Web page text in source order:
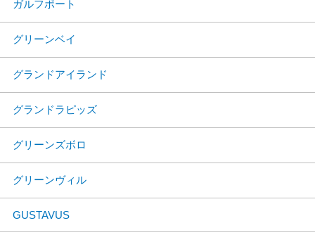
ガルフポート
グリーンベイ
グランドアイランド
グランドラピッズ
グリーンズボロ
グリーンヴィル
GUSTAVUS